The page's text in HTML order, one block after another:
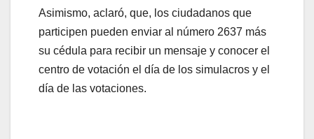
Asimismo, aclaró, que, los ciudadanos que
participen pueden enviar al número 2637 más
su cédula para recibir un mensaje y conocer el
centro de votación el día de los simulacros y el
día de las votaciones.